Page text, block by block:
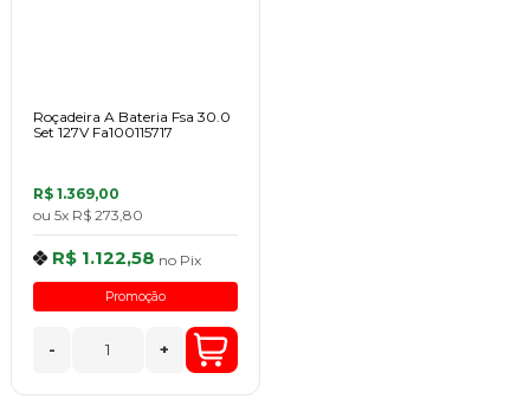
Roçadeira A Bateria Fsa 30.0
Set 127V Fa100115717
R$ 1.369,00
ou 5x R$ 273,80
R$ 1.122,58 no Pix
Promoção
- +